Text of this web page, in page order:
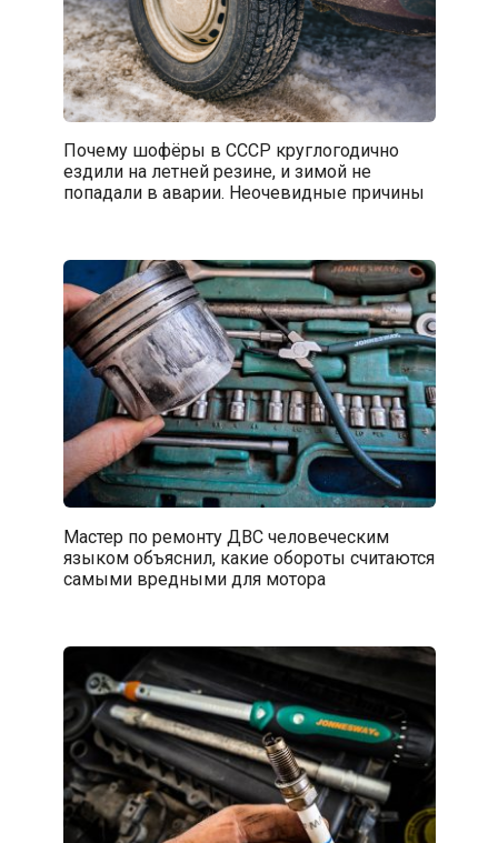
Почему шофёры в СССР круглогодично
ездили на летней резине, и зимой не
попадали в аварии. Неочевидные причины
Мастер по ремонту ДВС человеческим
языком объяснил, какие обороты считаются
самыми вредными для мотора